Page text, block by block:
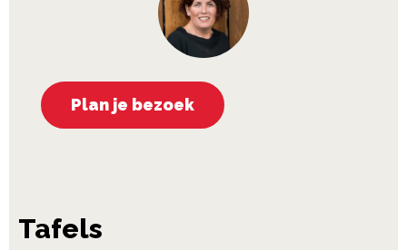
Tafels
Plan je bezoek